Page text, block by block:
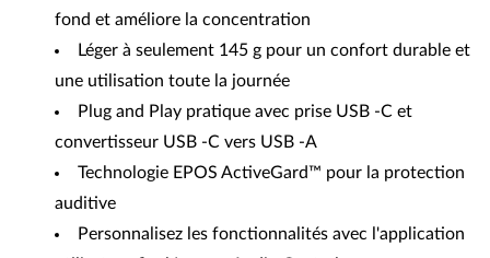
fond et améliore la concentration
Léger à seulement 145 g pour un confort durable et
une utilisation toute la journée
Plug and Play pratique avec prise USB -C et
convertisseur USB -C vers USB -A
Technologie EPOS ActiveGard™ pour la protection
auditive
Personnalisez les fonctionnalités avec l'application